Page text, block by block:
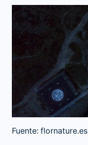
Fuente: flornature.es